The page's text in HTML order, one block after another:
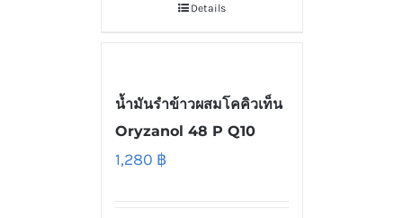
Details
น้ำมันรำข้าวผสมโคคิวเท็น
Oryzanol 48 P Q10
1,280 ฿